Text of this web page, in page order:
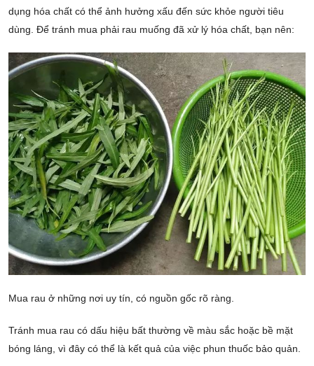
dụng hóa chất có thể ảnh hưởng xấu đến sức khỏe người tiêu
dùng. Để tránh mua phải rau muống đã xử lý hóa chất, bạn nên:
Mua rau ở những nơi uy tín, có nguồn gốc rõ ràng.
Tránh mua rau có dấu hiệu bất thường về màu sắc hoặc bề mặt
bóng láng, vì đây có thể là kết quả của việc phun thuốc bảo quản.